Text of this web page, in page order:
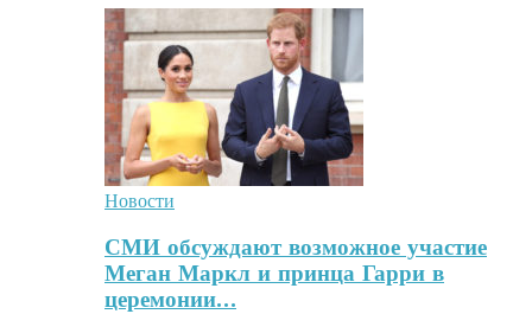
Новости
СМИ обсуждают возможное участие
Меган Маркл и принца Гарри в
церемонии…